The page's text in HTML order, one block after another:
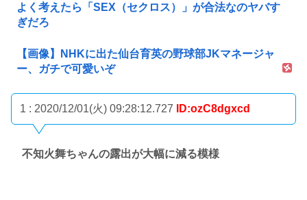
よく考えたら「SEX（セクロス）」が合法なのヤバす
ぎだろ
【画像】NHKに出た仙台育英の野球部JKマネージャ
ー、ガチで可愛いぞ
1 : 2020/12/01(火) 09:28:12.727 ID:ozC8dgxcd
不知火舞ちゃんの露出が大幅に減る模様